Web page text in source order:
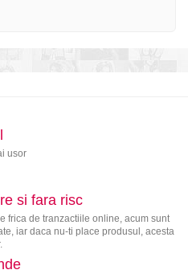
usor
si fara risc
frica de tranzactiile online, acum sunt
iar daca nu-ti place produsul, acesta